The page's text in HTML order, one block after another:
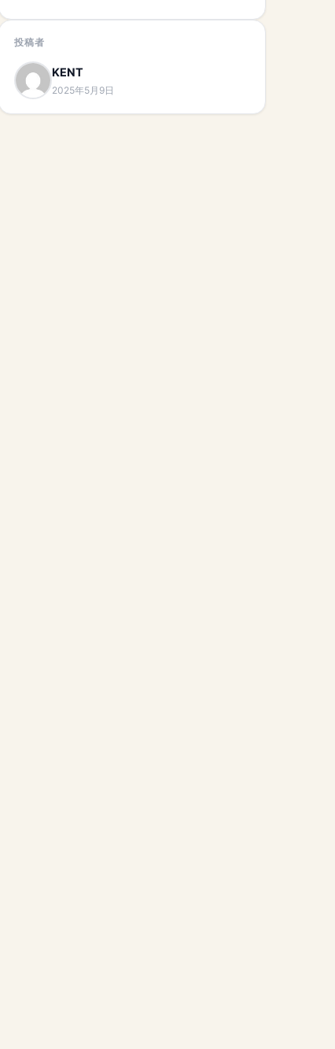
投稿者
KENT
2025年5月9日